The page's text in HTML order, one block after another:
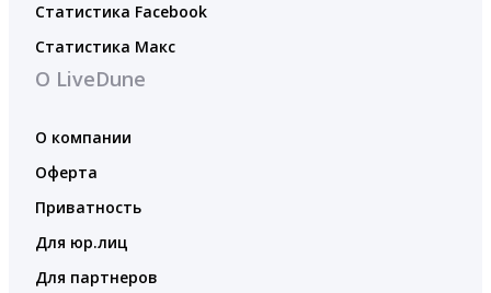
Статистика Facebook
Статистика Макс
О LiveDune
О компании
Оферта
Приватность
Для юр.лиц
Для партнеров